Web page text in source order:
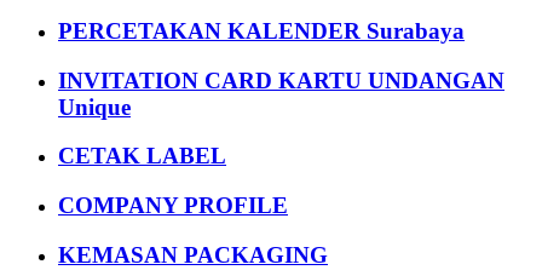
PERCETAKAN KALENDER Surabaya
INVITATION CARD KARTU UNDANGAN
Unique
CETAK LABEL
COMPANY PROFILE
KEMASAN PACKAGING